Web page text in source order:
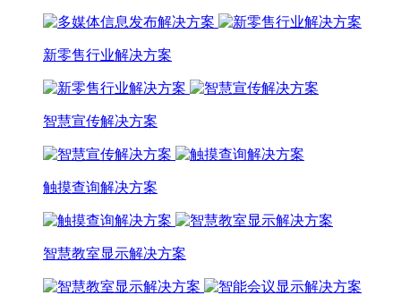
新零售行业解决方案
智慧宣传解决方案
触摸查询解决方案
智慧教室显示解决方案